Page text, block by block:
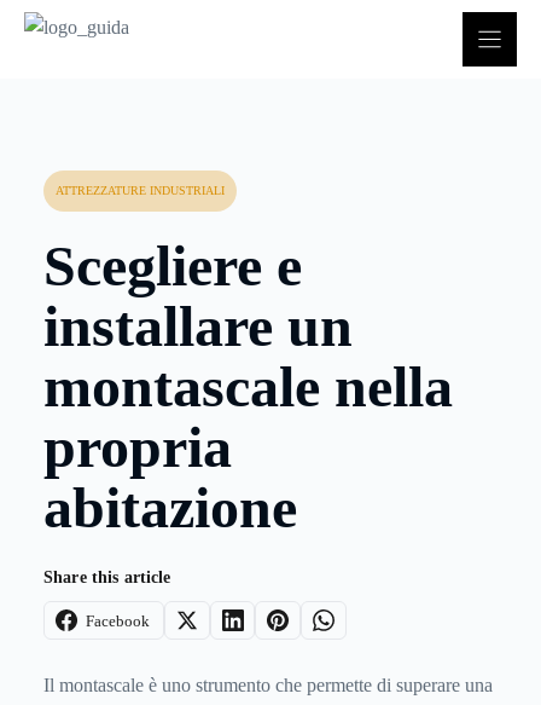
ATTREZZATURE INDUSTRIALI
Scegliere e
installare un
montascale nella
propria
abitazione
Share this article
Facebook
Il montascale è uno strumento che permette di superare una